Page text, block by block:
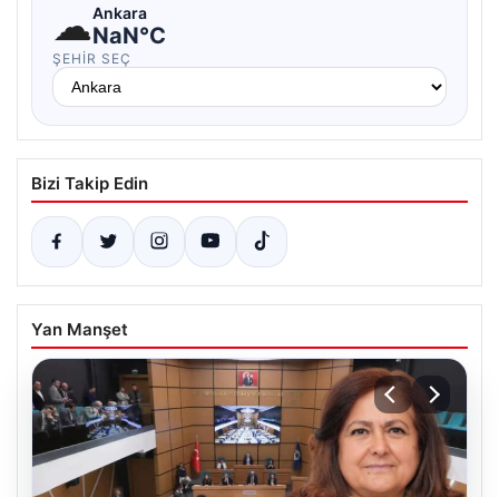
☁Ankara
NaN°C
ŞEHIR SEÇ
Bizi Takip Edin
Yan Manşet